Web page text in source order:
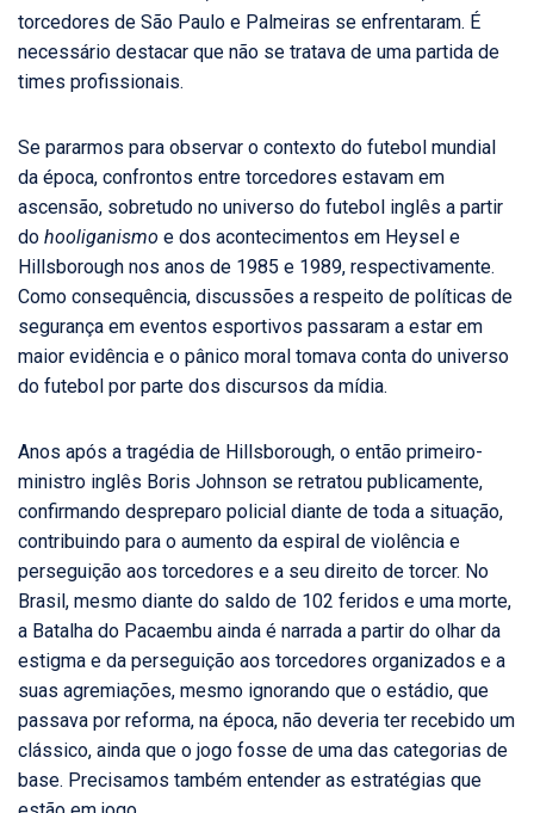
torcedores de São Paulo e Palmeiras se enfrentaram. É
necessário destacar que não se tratava de uma partida de
times profissionais.
Se pararmos para observar o contexto do futebol mundial
da época, confrontos entre torcedores estavam em
ascensão, sobretudo no universo do futebol inglês a partir
do hooliganismo e dos acontecimentos em Heysel e
Hillsborough nos anos de 1985 e 1989, respectivamente.
Como consequência, discussões a respeito de políticas de
segurança em eventos esportivos passaram a estar em
maior evidência e o pânico moral tomava conta do universo
do futebol por parte dos discursos da mídia.
Anos após a tragédia de Hillsborough, o então primeiro-
ministro inglês Boris Johnson se retratou publicamente,
confirmando despreparo policial diante de toda a situação,
contribuindo para o aumento da espiral de violência e
perseguição aos torcedores e a seu direito de torcer. No
Brasil, mesmo diante do saldo de 102 feridos e uma morte,
a Batalha do Pacaembu ainda é narrada a partir do olhar da
estigma e da perseguição aos torcedores organizados e a
suas agremiações, mesmo ignorando que o estádio, que
passava por reforma, na época, não deveria ter recebido um
clássico, ainda que o jogo fosse de uma das categorias de
base. Precisamos também entender as estratégias que